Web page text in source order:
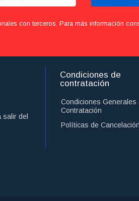
con terceros. Para más información
salir del
Condiciones de
contratación
Condiciones Generales
Contratación
Políticas de Cancelación